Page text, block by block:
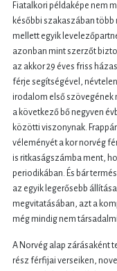
Fiatalkori példaképe nem
későbbi szakaszában
mellett egyik
azonban mint szerzőt
az akkor 29 éves friss
férje segítségével,
irodalom első szövegének
a következő bő negyven
közötti viszonynak.
véleményét a kor norvég
is ritkaságszámba ment,
periodikában. És bár
az egyik legerősebb
megvitatásában, azt a
még mindig nem
A Norvég alap zárásaként
rész férfijai verseiken,